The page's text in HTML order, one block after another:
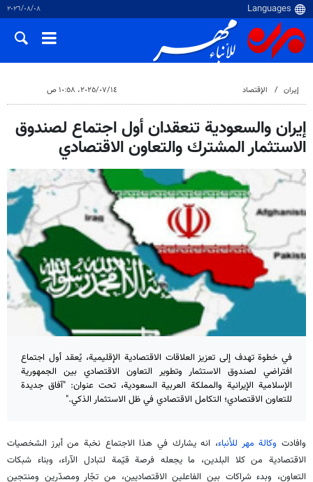
٠٨‏/٠٨‏/٢٠٢٦
إيران الإقتصاد ١٤‏/٠٧‏/٢٠٢٥، ١٠:٥٨ ص
إيران والسعودية تنعقدان أول اجتماع لصندوق
الاستثمار المشترك والتعاون الاقتصادي
في خطوة تهدف إلى تعزيز العلاقات الاقتصادية الإقليمية، يُعقد أول اجتماع
افتراضي لصندوق الاستثمار وتطوير التعاون الاقتصادي بين الجمهورية
الإسلامية الإيرانية والمملكة العربية السعودية، تحت عنوان: "آفاق جديدة
للتعاون الاقتصادي؛ التكامل الاقتصادي في ظل الاستثمار الذكي."
وافادت وكالة مهر للأنباء، انه يشارك في هذا الاجتماع نخبة من أبرز الشخصيات
الاقتصادية من كلا البلدين، ما يجعله فرصة قيّمة لتبادل الآراء، وبناء شبكات
التعاون، وبدء شراكات بين الفاعلين الاقتصاديين، من تجّار ومصدّرين ومنتجين